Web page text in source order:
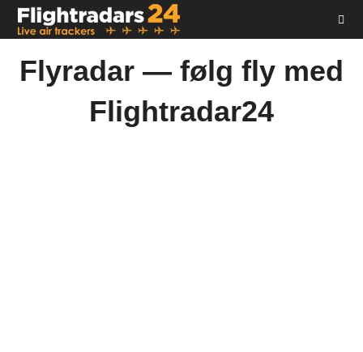
Skip
Flyradar — følg fly med
Flightradar24